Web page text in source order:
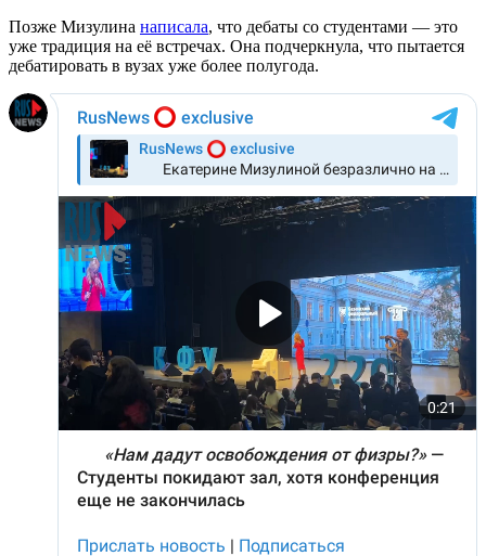
Позже Мизулина написала, что дебаты со студентами — это
уже традиция на её встречах. Она подчеркнула, что пытается
дебатировать в вузах уже более полугода.